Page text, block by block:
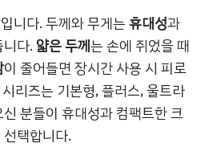
입니다. 두께와 무게는휴대성과
다.얇은 두께는 손에 쥐었을 때
이 줄어들면 장시간 사용 시 피로
리즈는 기본형, 플러스, 울트라
분들이 휴대성과 컴팩트한 크
택합니다.